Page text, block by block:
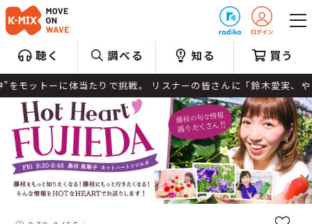
聴く 調べる 知る 買う
トーに体当たりで挑戦。 リスナーの皆さんに「鈴木愛実、やる